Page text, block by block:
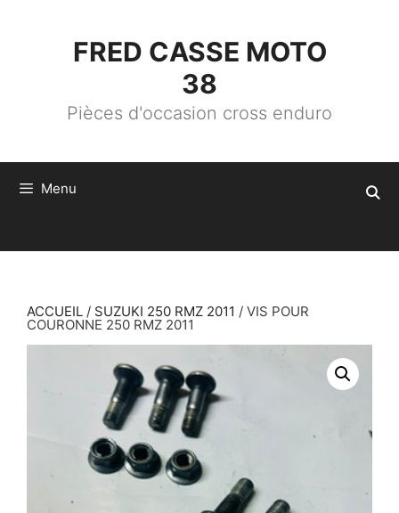
FRED CASSE MOTO
38
Pièces d'occasion cross enduro
Menu
ACCUEIL / SUZUKI 250 RMZ 2011 / VIS POUR
COURONNE 250 RMZ 2011